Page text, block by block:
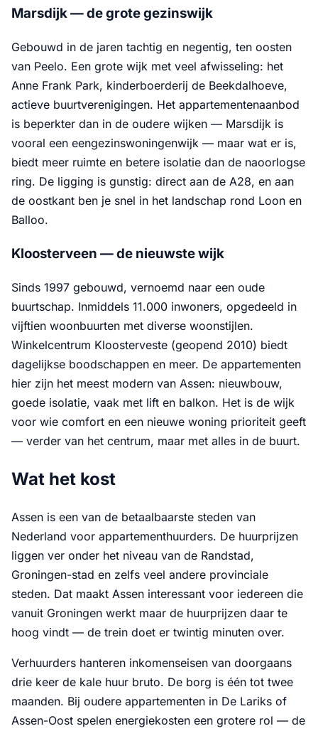
Marsdijk — de grote gezinswijk
Gebouwd in de jaren tachtig en negentig, ten oosten
van Peelo. Een grote wijk met veel afwisseling: het
Anne Frank Park, kinderboerderij de Beekdalhoeve,
actieve buurtverenigingen. Het appartementenaanbod
is beperkter dan in de oudere wijken — Marsdijk is
vooral een eengezinswoningenwijk — maar wat er is,
biedt meer ruimte en betere isolatie dan de naoorlogse
ring. De ligging is gunstig: direct aan de A28, en aan
de oostkant ben je snel in het landschap rond Loon en
Balloo.
Kloosterveen — de nieuwste wijk
Sinds 1997 gebouwd, vernoemd naar een oude
buurtschap. Inmiddels 11.000 inwoners, opgedeeld in
vijftien woonbuurten met diverse woonstijlen.
Winkelcentrum Kloosterveste (geopend 2010) biedt
dagelijkse boodschappen en meer. De appartementen
hier zijn het meest modern van Assen: nieuwbouw,
goede isolatie, vaak met lift en balkon. Het is de wijk
voor wie comfort en een nieuwe woning prioriteit geeft
— verder van het centrum, maar met alles in de buurt.
Wat het kost
Assen is een van de betaalbaarste steden van
Nederland voor appartementhuurders. De huurprijzen
liggen ver onder het niveau van de Randstad,
Groningen-stad en zelfs veel andere provinciale
steden. Dat maakt Assen interessant voor iedereen die
vanuit Groningen werkt maar de huurprijzen daar te
hoog vindt — de trein doet er twintig minuten over.
Verhuurders hanteren inkomenseisen van doorgaans
drie keer de kale huur bruto. De borg is één tot twee
maanden. Bij oudere appartementen in De Lariks of
Assen-Oost spelen energiekosten een grotere rol — de